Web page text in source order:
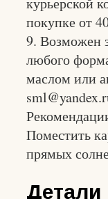
покупке от
9. Возможен
любого
маслом или
Поместить
прямых
Детали